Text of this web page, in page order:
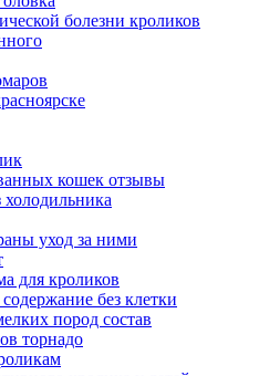
болезни кроликов
кошек отзывы
холодильника
уход за ними
для кроликов
без клетки
пород состав
торнадо